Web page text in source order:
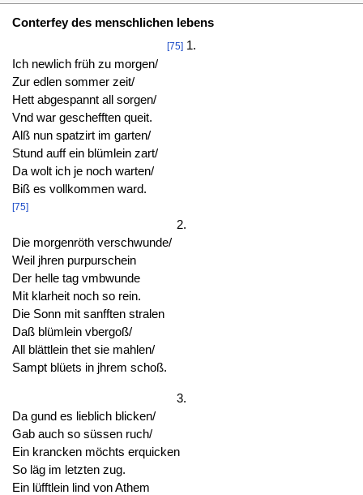
Conterfey des menschlichen lebens
[75] 1.
Ich newlich früh zu morgen/
Zur edlen sommer zeit/
Hett abgespannt all sorgen/
Vnd war geschefften queit.
Alß nun spatzirt im garten/
Stund auff ein blümlein zart/
Da wolt ich je noch warten/
Biß es vollkommen ward.
[75]
2.
Die morgenröth verschwunde/
Weil jhren purpurschein
Der helle tag vmbwunde
Mit klarheit noch so rein.
Die Sonn mit sanfften stralen
Daß blümlein vbergoß/
All blättlein thet sie mahlen/
Sampt blüets in jhrem schoß.
3.
Da gund es lieblich blicken/
Gab auch so süssen ruch/
Ein krancken möchts erquicken
So läg im letzten zug.
Ein lüfftlein lind von Athem